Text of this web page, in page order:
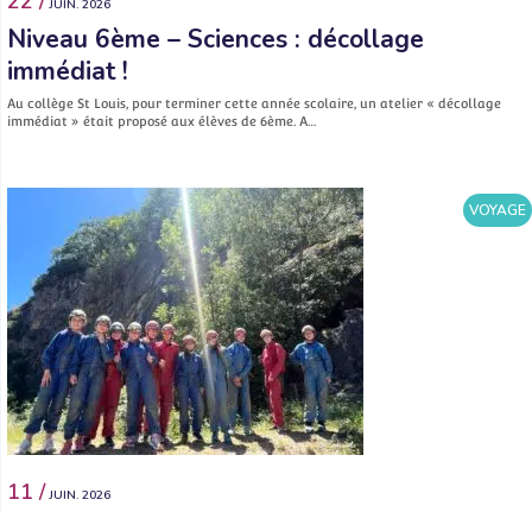
JUIN. 2026
Niveau 6ème – Sciences : décollage
immédiat !
Au collège St Louis, pour terminer cette année scolaire, un atelier « décollage
immédiat » était proposé aux élèves de 6ème. A…
VOYAGE
11 / JUIN. 2026